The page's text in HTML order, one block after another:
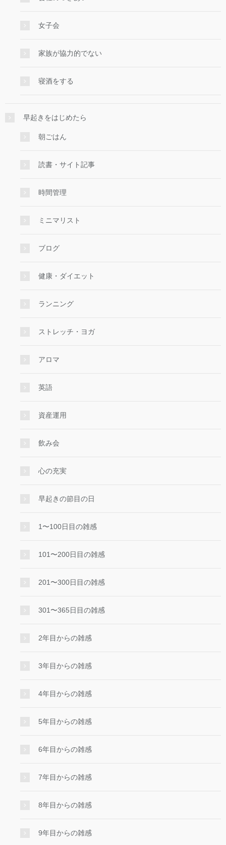
女子会
家族が協力的でない
寝酒をする
早起きをはじめたら
朝ごはん
読書・サイト記事
時間管理
ミニマリスト
ブログ
健康・ダイエット
ランニング
ストレッチ・ヨガ
アロマ
英語
資産運用
飲み会
心の充実
早起きの節目の日
1〜100日目の雑感
101〜200日目の雑感
201〜300日目の雑感
301〜365日目の雑感
2年目からの雑感
3年目からの雑感
4年目からの雑感
5年目からの雑感
6年目からの雑感
7年目からの雑感
8年目からの雑感
9年目からの雑感